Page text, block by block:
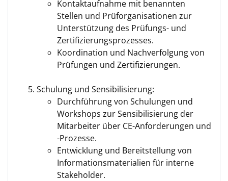
Kontaktaufnahme mit benannten
Stellen und Prüforganisationen zur
Unterstützung des Prüfungs- und
Zertifizierungsprozesses.
Koordination und Nachverfolgung von
Prüfungen und Zertifizierungen.
Schulung und Sensibilisierung:
Durchführung von Schulungen und
Workshops zur Sensibilisierung der
Mitarbeiter über CE-Anforderungen und
-Prozesse.
Entwicklung und Bereitstellung von
Informationsmaterialien für interne
Stakeholder.